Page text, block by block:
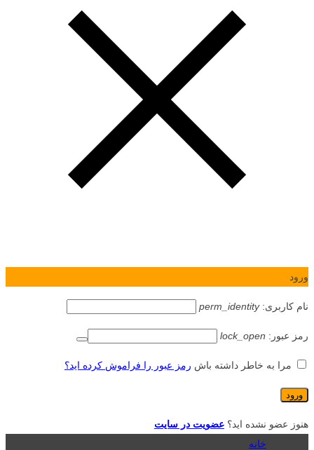
ورود
نام کاربری:perm_identity
رمز عبور: lock_open
مرا به خاطر داشته باش رمز عبور را فراموش کرده اید؟
هنوز عضو نشده اید؟ عضویت در سایت
خانه